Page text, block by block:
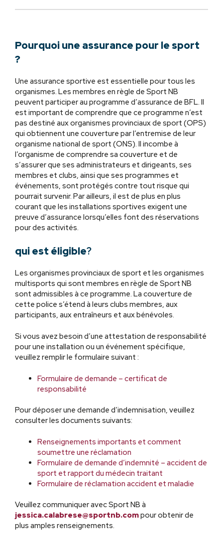
Pourquoi une assurance pour le sport
?
Une assurance sportive est essentielle pour tous les
organismes. Les membres en règle de Sport NB
peuvent participer au programme d’assurance de BFL. Il
est important de comprendre que ce programme n’est
pas destiné aux organismes provinciaux de sport (OPS)
qui obtiennent une couverture par l’entremise de leur
organisme national de sport (ONS). Il incombe à
l’organisme de comprendre sa couverture et de
s’assurer que ses administrateurs et dirigeants, ses
membres et clubs, ainsi que ses programmes et
événements, sont protégés contre tout risque qui
pourrait survenir. Par ailleurs, il est de plus en plus
courant que les installations sportives exigent une
preuve d’assurance lorsqu’elles font des réservations
pour des activités.
qui est éligible?
Les organismes provinciaux de sport et les organismes
multisports qui sont membres en règle de Sport NB
sont admissibles à ce programme. La couverture de
cette police s’étend à leurs clubs membres, aux
participants, aux entraîneurs et aux bénévoles.
Si vous avez besoin d’une attestation de responsabilité
pour une installation ou un événement spécifique,
veuillez remplir le formulaire suivant :
Formulaire de demande – certificat de
responsabilité
Pour déposer une demande d’indemnisation, veuillez
consulter les documents suivants:
Renseignements importants et comment
soumettre une réclamation
Formulaire de demande d’indemnité – accident de
sport et rapport du médecin traitant
Formulaire de réclamation accident et maladie
Veuillez communiquer avec Sport NB à
jessica.calabrese@sportnb.compour obtenir de
plus amples renseignements.